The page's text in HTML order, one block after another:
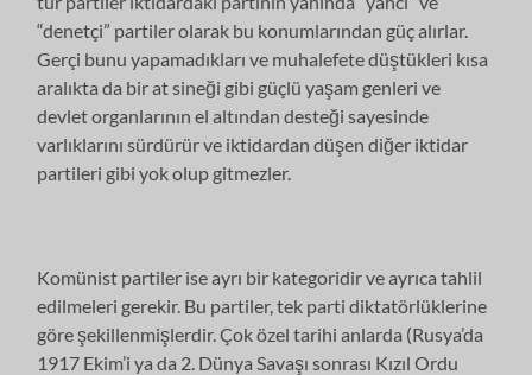
“denetçi” partiler olarak bu konumlarından güç alırlar.
Gerçi bunu yapamadıkları ve muhalefete düştükleri kısa
aralıkta da bir at sineği gibi güçlü yaşam genleri ve
devlet organlarının el altından desteği sayesinde
varlıklarını sürdürür ve iktidardan düşen diğer iktidar
partileri gibi yok olup gitmezler.
Komünist partiler ise ayrı bir kategoridir ve ayrıca tahlil
edilmeleri gerekir. Bu partiler, tek parti diktatörlüklerine
göre şekillenmişlerdir. Çok özel tarihi anlarda (Rusya’da
1917 Ekim’i ya da 2. Dünya Savaşı sonrası Kızıl Ordu